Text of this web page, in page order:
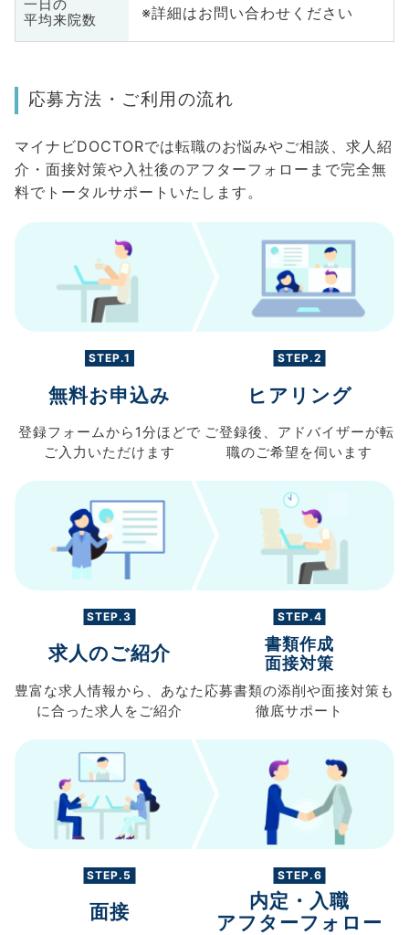
一日の
平均来院数
※詳細はお問い合わせください
応募方法・ご利用の流れ
マイナビDOCTORでは転職のお悩みやご相談、求人紹
介・面接対策や入社後のアフターフォローまで完全無
料でトータルサポートいたします。
STEP.1
無料お申込み
登録フォームから 1分ほどで
ご入力 いただけます
STEP.2
ヒアリング
ご登録後、 アドバイザーが転
職のご希望を伺います
STEP.3
求人のご紹介
豊富な求人情報から、 あなた
に合った求人を ご紹介
STEP.4
書類作成
面接対策
応募書類の添削や面接対策も
徹底サポート
STEP.5
面接
STEP.6
内定・入職
アフターフォロー